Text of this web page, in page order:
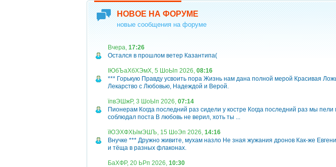
НОВОЕ НА ФОРУМЕ
новые сообщения на форуме
Вчера, 17:26
Остался в прошлом ветер Казантипа(
ІЮбЪаХбХЭмХ, 5 ШоЫп 2026, 08:16
*** Горькую Правду усвоить пора Жизнь нам дана полной мерой Красивая
Лекарство с Любовью, Надеждой и Верой.
їпвЭШжР, 3 ШоЫп 2026, 07:14
Пионерам Когда последний раз сидели у костре Когда последний раз мы
соблюдал поста В любовь не верил, хоть ты ...
їЮЭХФХЫмЭШЪ, 15 ШоЭп 2026, 14:16
Внучке *** Дружно живите, мухам назло Не зная жужания дронов Как-же
и тёща в разных флаконах.
БаХФР, 20 ЬРп 2026, 10:30